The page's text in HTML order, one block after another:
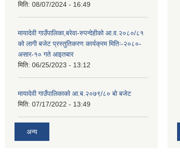
मिति: 08/07/2024 - 16:49
मायादेवी गाउँपालिका,बरेवा-रुपन्देहीको आ.व.२०८०/८१
को लागी बजेट प्रस्तुतिकरण कार्यक्रम मितिः-२०८०-
असार-१० गते आइतबार
मिति: 06/25/2023 - 13:12
मायादेवी गाउँपालिकाको आ.ब.२०७९/८० बो बजेट
मिति: 07/17/2022 - 13:49
अन्य